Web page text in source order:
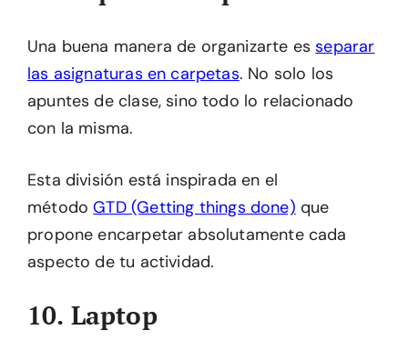
Una buena manera de organizarte esseparar
las asignaturas en carpetas. No solo los
apuntes de clase, sino todo lo relacionado
con la misma.
Esta división está inspirada en el
métodoGTD (Getting things done) que
propone encarpetar absolutamente cada
aspecto de tu actividad.
10. Laptop